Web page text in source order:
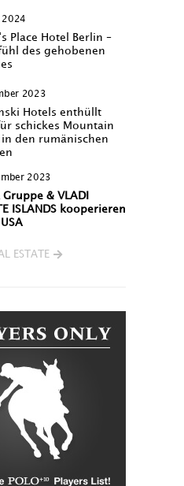
2024
Place Hotel Berlin –
des gehobenen
2023
Hotels enthüllt
schickes Mountain
in den rumänischen
2023
Gruppe & VLADI
ISLANDS kooperieren
ESTATE